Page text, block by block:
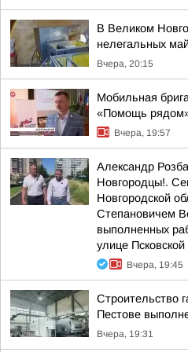
В Великом
нелегальных
Вчера, 20:15
Мобильная
«Помощь рядом»
Вчера, 19:57
Александр
Новгородцы!.
Новгородской
Степановичем
выполненных
улице Псковской
Вчера, 19:45
Строительство
Пестове
Вчера, 19:31